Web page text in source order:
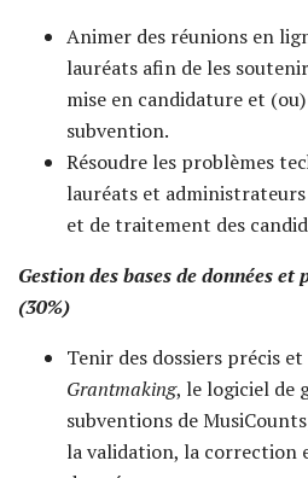
Animer des réunions en
lauréats afin de les
mise en candidature et
subvention.
Résoudre les problèmes
lauréats et
et de traitement des
Gestion des bases de données
(30%)
Tenir des dossiers précis
Grantmaking, le logiciel de
subventions de
la validation, la correction